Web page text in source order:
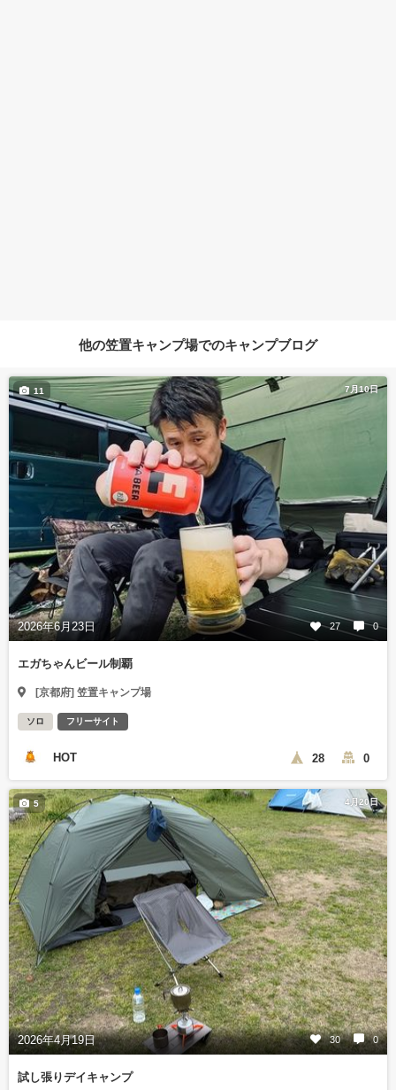
他の笠置キャンプ場でのキャンプブログ
7月10日
2026年6月23日 27 0
11
エガちゃんビール制覇
[京都府] 笠置キャンプ場
ソロ フリーサイト
HOT 28 0
4月20日
2026年4月19日 30 0
5
試し張りデイキャンプ